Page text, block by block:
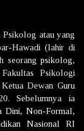
atau yang
Hawadi (lahir di
seorang psikolog,
Fakultas Psikologi
DewanGuru
Sebelumnya ia
Dini, Non-Formal,
Nasional
RI